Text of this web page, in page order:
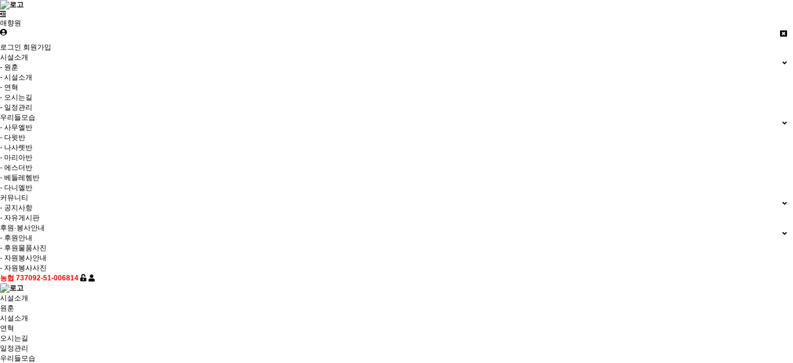
애향원
로그인 회원가입
시설소개
- 원훈
- 시설소개
- 연혁
- 오시는길
- 일정관리
우리들모습
- 사무엘반
- 다윗반
- 나사렛반
- 마리아반
- 에스더반
- 베들레헴반
- 다니엘반
커뮤니티
- 공지사항
- 자유게시판
후원·봉사안내
- 후원안내
- 후원물품사진
- 자원봉사안내
- 자원봉사사진
농협 737092-51-006814
시설소개
원훈
시설소개
연혁
오시는길
일정관리
우리들모습